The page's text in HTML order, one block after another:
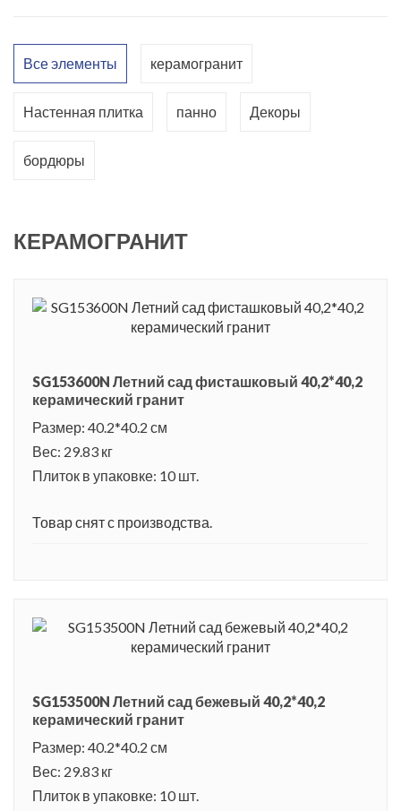
Все элементы керамогранит
Настенная плитка панно Декоры
бордюры
КЕРАМОГРАНИТ
SG153600N Летний сад фисташковый 40,2*40,2
керамический гранит
Размер: 40.2*40.2 см
Вес: 29.83 кг
Плиток в упаковке: 10 шт.
Товар снят с производства.
SG153500N Летний сад бежевый 40,2*40,2
керамический гранит
Размер: 40.2*40.2 см
Вес: 29.83 кг
Плиток в упаковке: 10 шт.